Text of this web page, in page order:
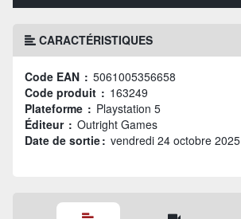
CARACTÉRISTIQUES
Code EAN : 5061005356658
Code produit : 163249
Plateforme : Playstation 5
Éditeur : Outright Games
Date de sortie : vendredi 24 octobre 2025